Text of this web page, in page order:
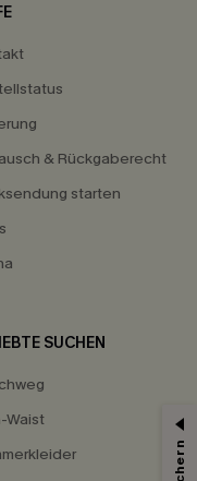
& Rückgaberecht
starten
SUCHEN
Waist